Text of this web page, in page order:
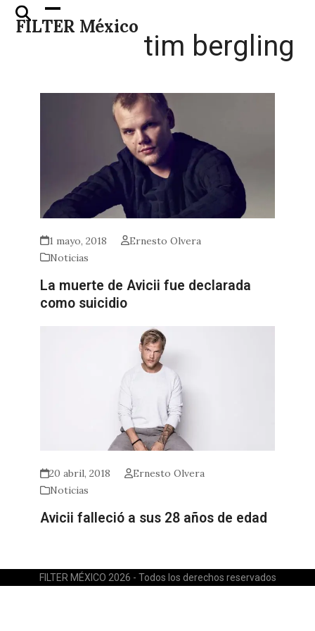
Skip
FILTER México
Open
mobile
Close
mobile
tim bergling
1 mayo, 2018
Ernesto Olvera
Noticias
La muerte de Avicii fue declarada
como suicidio
20 abril, 2018
Ernesto Olvera
Noticias
Avicii falleció a sus 28 años de edad
FILTER MÉXICO 2026 - Todos los derechos reservados